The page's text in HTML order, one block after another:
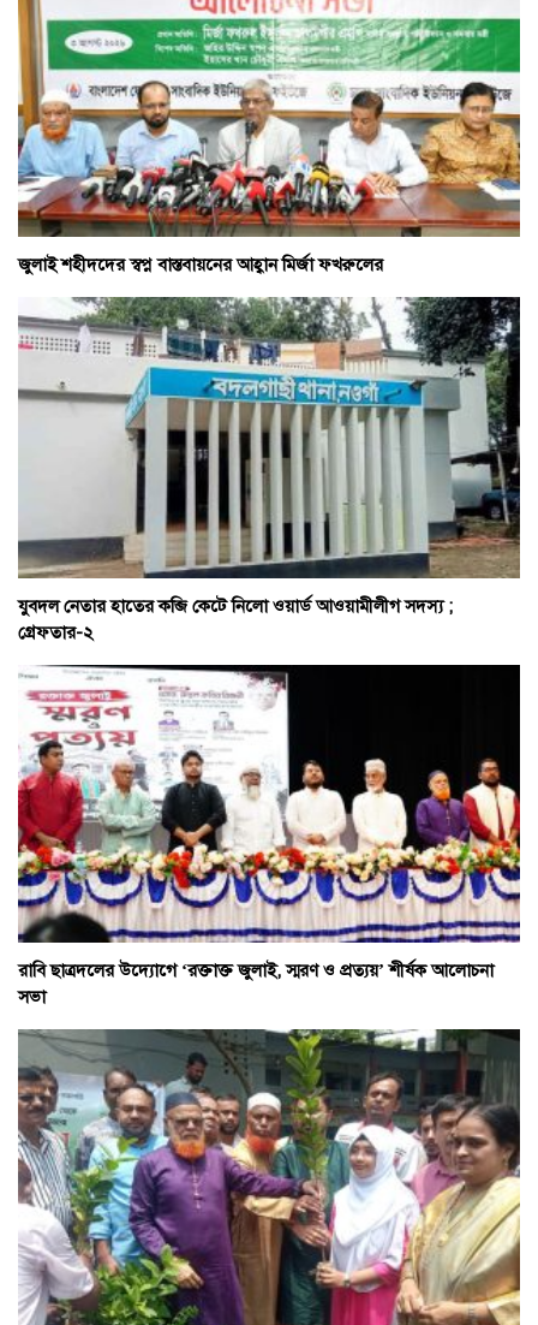
জুলাই শহীদদের স্বপ্ন বাস্তবায়নের আহ্বান মির্জা ফখরুলের
যুবদল নেতার হাতের কব্জি কেটে নিলো ওয়ার্ড আওয়ামীলীগ সদস্য ;
গ্রেফতার-২
রাবি ছাত্রদলের উদ্যোগে ‘রক্তাক্ত জুলাই, স্মরণ ও প্রত্যয়’ শীর্ষক আলোচনা
সভা